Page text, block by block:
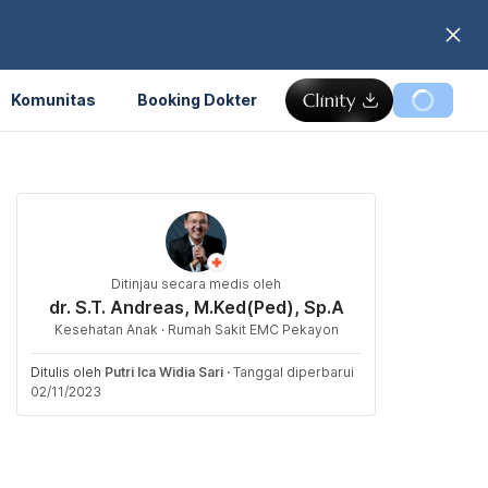
Komunitas Booking Dokter
Ditinjau secara medis oleh
dr. S.T. Andreas, M.Ked(Ped), Sp.A
Kesehatan Anak · Rumah Sakit EMC Pekayon
Ditulis oleh Putri Ica Widia Sari · Tanggal diperbarui
02/11/2023